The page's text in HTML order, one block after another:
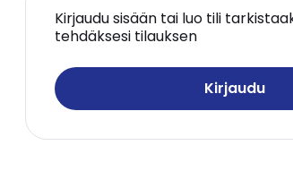
Kirjaudu sisään tai luo tili
tehdäksesi tilauksen
Kirjaudu